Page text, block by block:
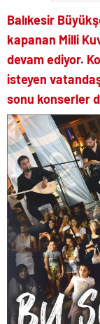
Balıkesir
kapanan Milli
devam ediyor.
isteyen
sonu konserler